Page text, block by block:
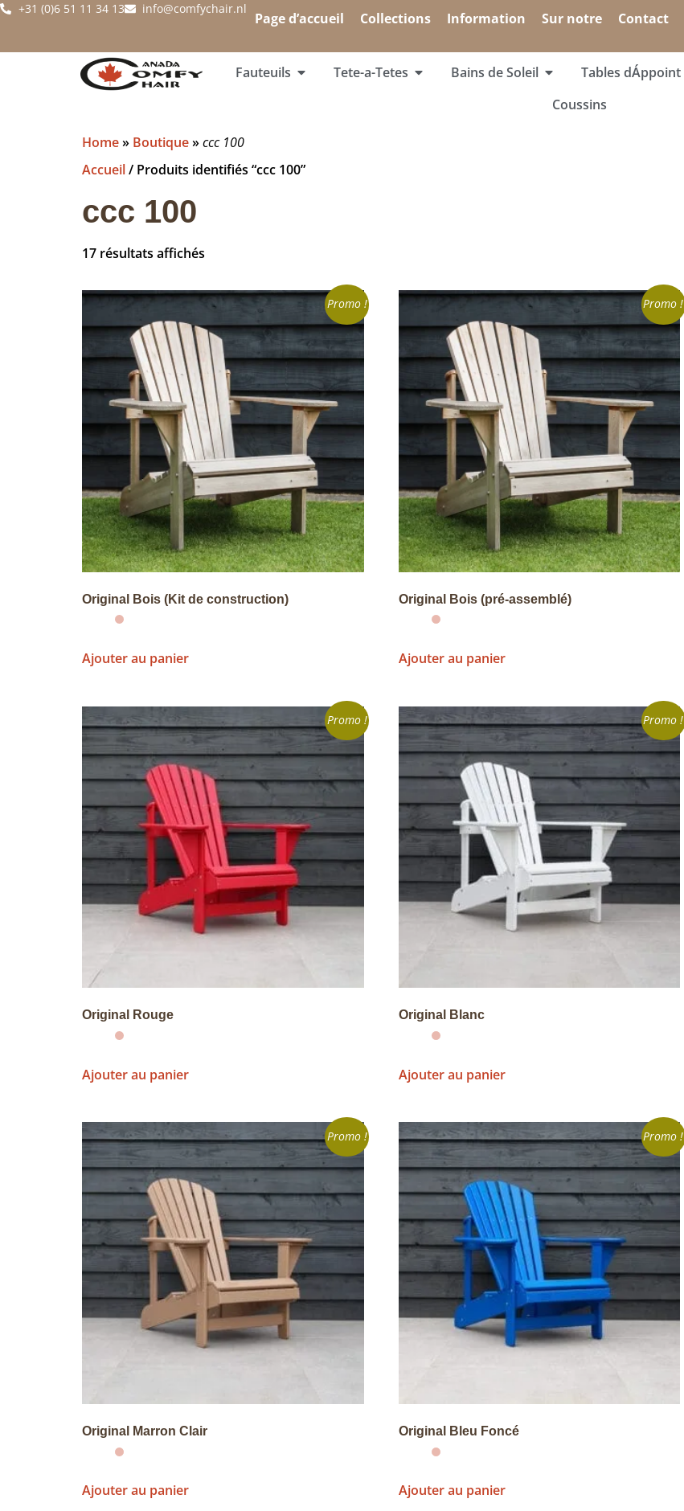
+31 (0)6 51 11 34 13 info@comfychair.nl
Page d’accueil Collections Information Sur notre Contact
Fauteuils Tete-a-Tetes Bains de Soleil Tables dÁppoint
Coussins
Home» Boutique»ccc 100
Accueil/ Produits identifiés “ccc 100”
ccc 100
17 résultats affichés
Promo !
Original Bois (Kit de construction)
Ajouter au panier
Promo !
Original Bois (pré-assemblé)
Ajouter au panier
Promo !
Original Rouge
Ajouter au panier
Promo !
Original Blanc
Ajouter au panier
Promo !
Original Marron Clair
Ajouter au panier
Promo !
Original Bleu Foncé
Ajouter au panier